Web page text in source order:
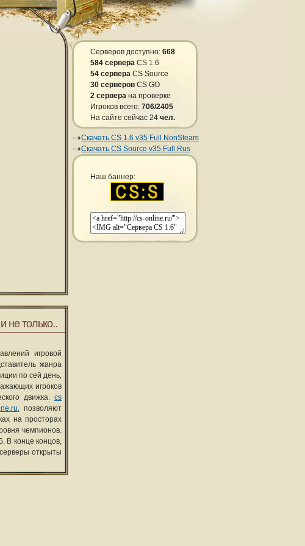
Серверов доступно: 668
584 сервера CS 1.6
54 сервера CS Source
30 серверов CS GO
2 сервера на проверке
Игроков всего: 706/2405
На сайте сейчас 24 чел.
Скачать CS 1.6 v35 Full NonSteam
Скачать CS Source v35 Full Rus
Наш баннер:
не только..
игровой
жанра
по сей день,
игроков
движка. cs
, позволяют
на просторах
чемпионов.
В конце концов,
открыты